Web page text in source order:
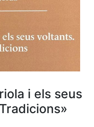
i els seus